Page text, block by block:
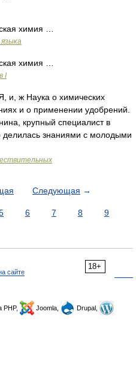
химия …
химия …
I
ж Наука о химических
и о применении удобрений.
крупный специалист в
делилась знаниями с молодыми
Следующая →
6 7 8
9
18+
сайте
PHP, Joomla,
Drupal,